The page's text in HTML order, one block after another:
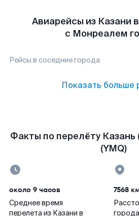
Авиарейсы из Казани
с Монреалем
Рейсы в соседние города
Показать больше
Факты по перелёту Казань
(YMQ)
около 9 часов
Среднее время
перелета из Казани в
7568